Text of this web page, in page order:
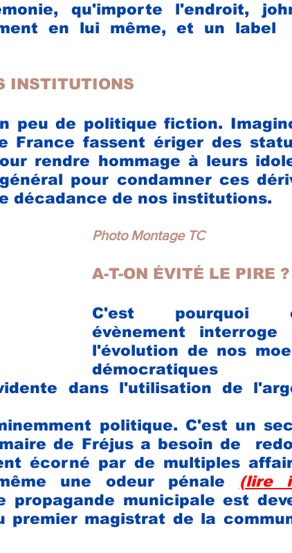
qu'importe l'endroit,
en lui même, et un label
INSTITUTIONS
peu de politique fiction.
France fassent ériger des
rendre hommage à leurs
pour condamner ces
décadance de nos institutions.
Photo Montage TC
A-T-ON ÉVITÉ LE PIRE ?
C'est pourquoi
évènement interroge
l'évolution de nos
démocratiques
dans l'utilisation de
politique. C'est un
de Fréjus a besoin de
écorné par de multiples
une odeur pénale (lire
propagande municipale est
premier magistrat de la